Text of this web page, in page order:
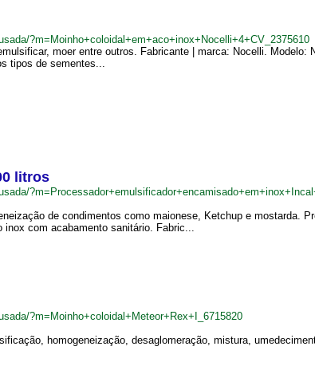
?m=Moinho+coloidal+em+aco+inox+Nocelli+4+CV_2375610
moer entre outros. Fabricante | marca: Nocelli.
tipos de sementes...
litros
de condimentos como maionese, Ketchup e mostarda.
com acabamento sanitário. Fabric...
?m=Moinho+coloidal+Meteor+Rex+I_6715820
homogeneização, desaglomeração, mistura,